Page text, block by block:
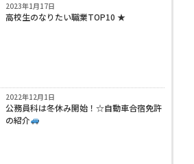
2023年1月17日
高校生のなりたい職業TOP10 ★
2022年12月1日
公務員科は冬休み開始！☆自動車合宿免許
の紹介